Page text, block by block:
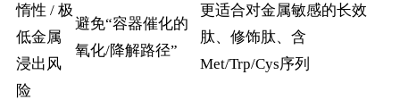
惰性 / 极
低金属
浸出风
险
避免“容器催化的
氧化/降解路径”
更适合对金属敏感的长效
肽、修饰肽、含
Met/Trp/Cys序列